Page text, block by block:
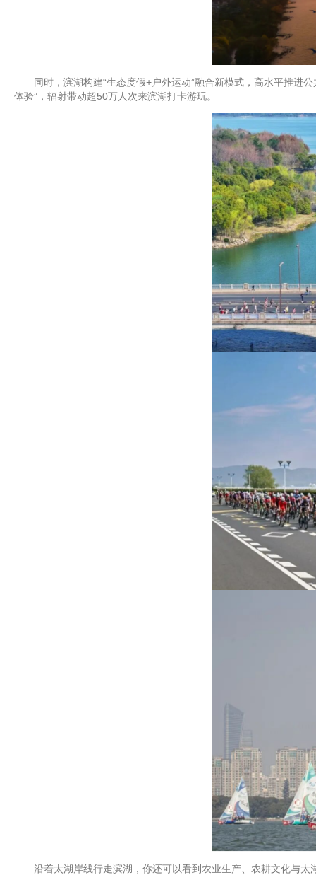
同时，滨湖构建“生态度假+户外运动”融合新模式，高水平推进公
体验”，辐射带动超50万人次来滨湖打卡游玩。
沿着太湖岸线行走滨湖，你还可以看到农业生产、农耕文化与太